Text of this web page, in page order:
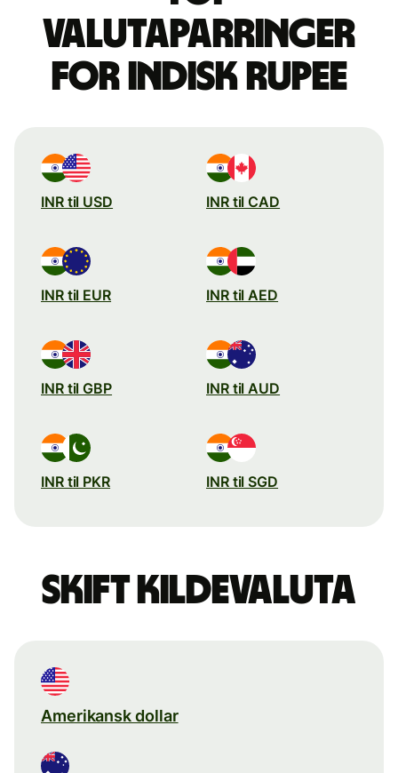
valutaparringer
for indisk rupee
INR til USD INR til CAD
INR til EUR INR til AED
INR til GBP INR til AUD
INR til PKR INR til SGD
Skift kildevaluta
Amerikansk dollar